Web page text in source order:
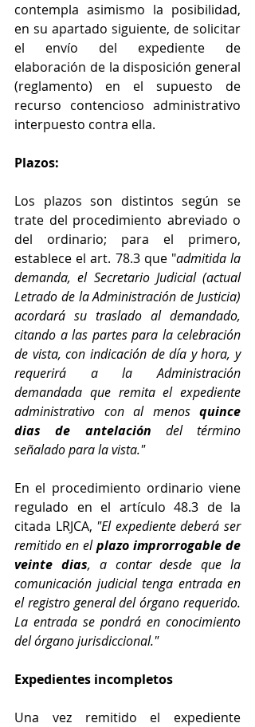
contempla asimismo la posibilidad,
en su apartado siguiente, de solicitar
el envío del expediente de
elaboración de la disposición general
(reglamento) en el supuesto de
recurso contencioso administrativo
interpuesto contra ella.
Plazos:
Los plazos son distintos según se
trate del procedimiento abreviado o
del ordinario; para el primero,
establece el art. 78.3 que "admitida la
demanda, el Secretario Judicial (actual
Letrado de la Administración de Justicia)
acordará su traslado al demandado,
citando a las partes para la celebración
de vista, con indicación de día y hora, y
requerirá a la Administración
demandada que remita el expediente
administrativo con al menos quince
dias de antelación del término
señalado para la vista."
En el procedimiento ordinario viene
regulado en el artículo 48.3 de la
citada LRJCA, "El expediente deberá ser
remitido en el plazo improrrogable de
veinte dias, a contar desde que la
comunicación judicial tenga entrada en
el registro general del órgano requerido.
La entrada se pondrá en conocimiento
del órgano jurisdiccional."
Expedientes incompletos
Una vez remitido el expediente